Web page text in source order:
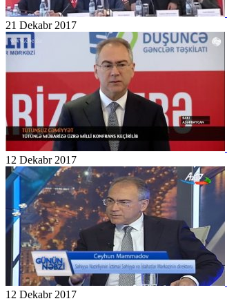
21 Dekabr 2017
12 Dekabr 2017
12 Dekabr 2017